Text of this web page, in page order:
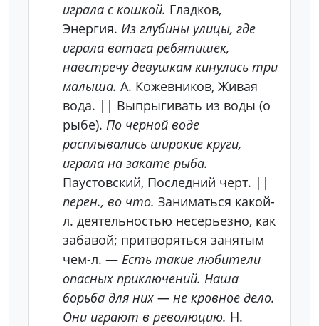
играла с кошкой. Гладков,
Энергия. Из глубины улицы, где
играла ватага ребятишек,
навстречу девушкам кинулись три
малыша. А. Кожевников, Живая
вода. || Выпрыгивать из воды (о
рыбе). По черной воде
расплывались широкие круги,
играла на закате рыба.
Паустовский, Последний черт. ||
перен., во что. Заниматься какой-
л. деятельностью несерьезно, как
забавой; притворяться занятым
чем-л. — Есть такие любители
опасных приключений. Наша
борьба для них — не кровное дело.
Они играют в революцию. Н.